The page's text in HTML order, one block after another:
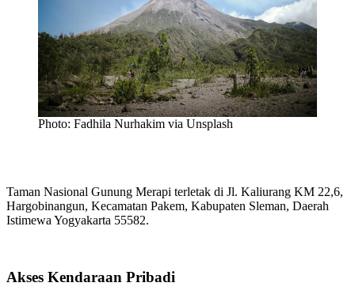
Photo: Fadhila Nurhakim via Unsplash
Taman Nasional Gunung Merapi terletak di Jl. Kaliurang KM 22,6,
Hargobinangun, Kecamatan Pakem, Kabupaten Sleman, Daerah
Istimewa Yogyakarta 55582.
Akses Kendaraan Pribadi